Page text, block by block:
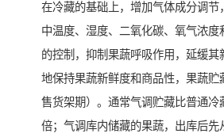
在冷藏的基础上，增加气体成分调节
中温度、湿度、二氧化碳、氧气浓度
的控制，抑制果蔬呼吸作用，延缓其
地保持果蔬新鲜度和商品性，果蔬贮
售货架期）。通常气调贮藏比普通冷
倍；气调库内储藏的果蔬，出库后先